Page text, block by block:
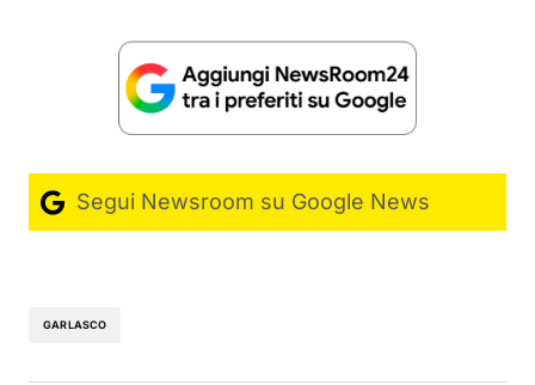
Segui Newsroom su Google News
GARLASCO